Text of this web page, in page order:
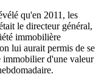
qu'en 2011, les
le directeur général,
immobilière
lui aurait permis de se
immobilier d'une valeur